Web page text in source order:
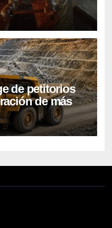
proyecto
de petitorios
de más
para explorar